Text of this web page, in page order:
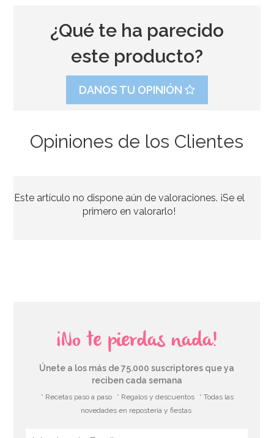
6,50€
¿Qué te ha parecido
este producto?
DANOS TU OPINIÓN
Opiniones de los Clientes
Este artículo no dispone aún de valoraciones. ¡Se el
primero en valorarlo!
¡No te pierdas nada!
Únete a los más de 75.000 suscriptores que ya
reciben cada semana
* Recetas paso a paso * Regalos y descuentos
* Todas las
novedades en repostería y fiestas